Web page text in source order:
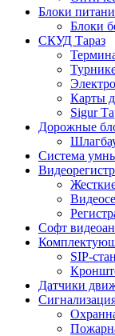
Блоки
Блоки
СКУД Тараз
Карты
Sigur
Дорожные
Система
Софт
SIP-
Датчики